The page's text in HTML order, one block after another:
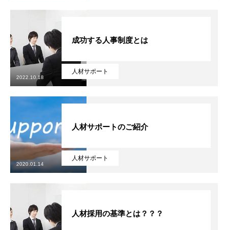
人材サポート
成功する人事制度とは
2022.10.18
人材サポート
人材サポートのご紹介
2020.01.14
人材採用の基準とは？？？